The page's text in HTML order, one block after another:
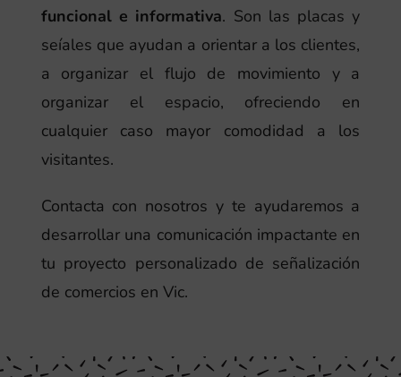
funcional e informativa. Son las placas y
seíales que ayudan a orientar a los clientes,
a organizar el flujo de movimiento y a
organizar el espacio, ofreciendo en
cualquier caso mayor comodidad a los
visitantes.
Contacta con nosotros y te ayudaremos a
desarrollar una comunicación impactante en
tu proyecto personalizado de señalización
de comercios en Vic.